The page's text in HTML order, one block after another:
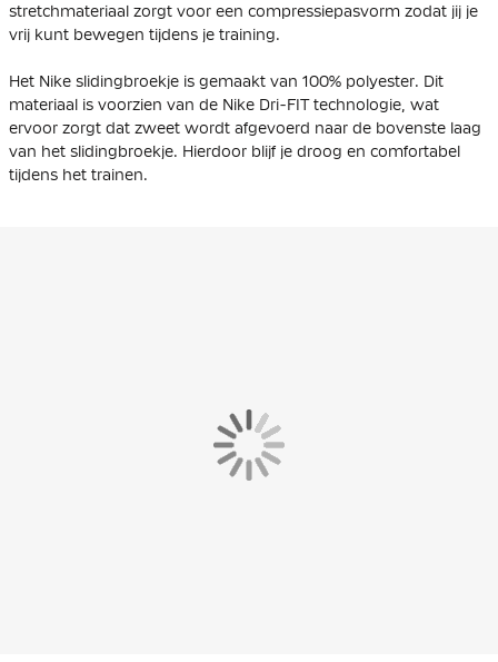
stretchmateriaal zorgt voor een compressiepasvorm zodat jij je
vrij kunt bewegen tijdens je training.
Het Nike slidingbroekje is gemaakt van 100% polyester. Dit
materiaal is voorzien van de Nike Dri-FIT technologie, wat
ervoor zorgt dat zweet wordt afgevoerd naar de bovenste laag
van het slidingbroekje. Hierdoor blijf je droog en comfortabel
tijdens het trainen.